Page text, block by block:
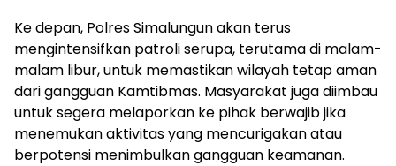
Ke depan, Polres Simalungun akan terus
mengintensifkan patroli serupa, terutama di malam-
malam libur, untuk memastikan wilayah tetap aman
dari gangguan Kamtibmas. Masyarakat juga diimbau
untuk segera melaporkan ke pihak berwajib jika
menemukan aktivitas yang mencurigakan atau
berpotensi menimbulkan gangguan keamanan.